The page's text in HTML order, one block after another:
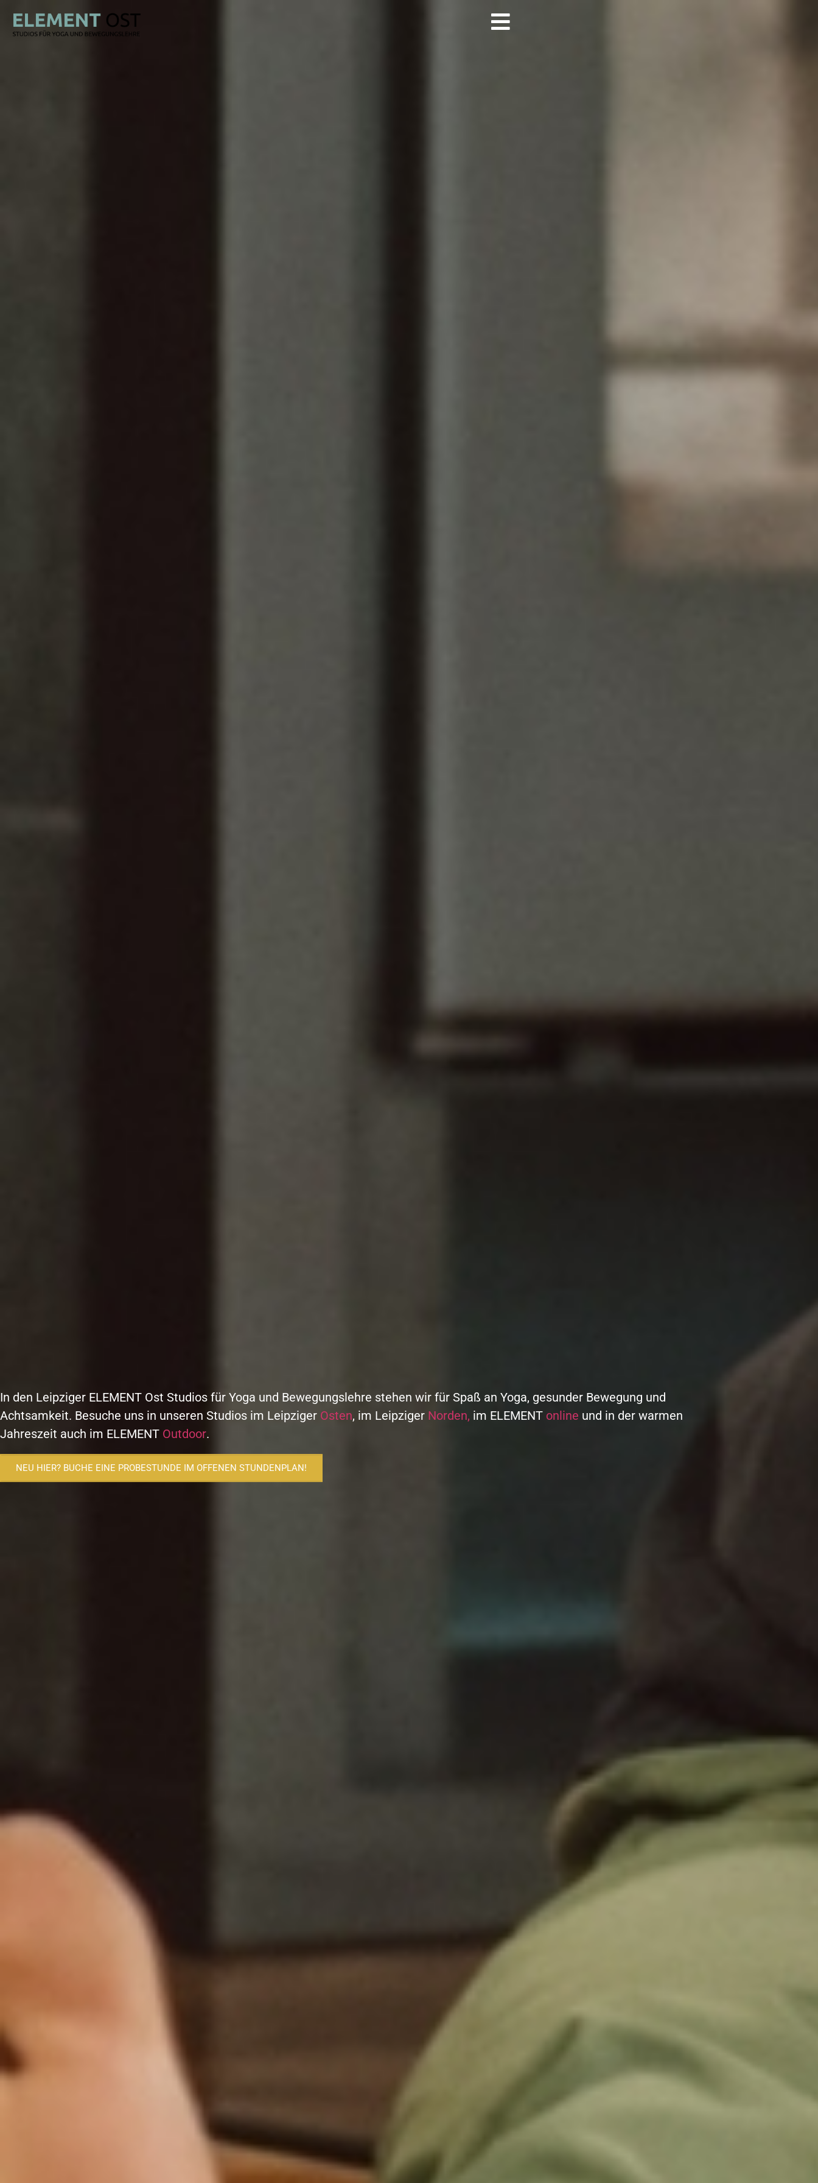
In den Leipziger ELEMENT Ost Studios für Yoga und Bewegungslehre stehen wir für Spaß an Yoga, gesunder Bewegung und
Achtsamkeit. Besuche uns in unseren Studios im Leipziger Osten, im Leipziger Norden, im ELEMENT online und in der warmen
Jahreszeit auch im ELEMENT Outdoor.
NEU HIER? BUCHE EINE PROBESTUNDE IM OFFENEN STUNDENPLAN!